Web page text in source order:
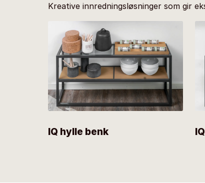
Kreative innredningsløsninger som gir
IQ hylle benk